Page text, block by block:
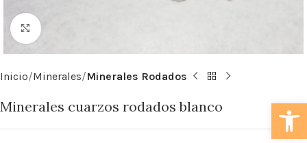
Abrir
Clic para ampliar
Inicio Minerales Minerales Rodados
Minerales cuarzos rodados blanco